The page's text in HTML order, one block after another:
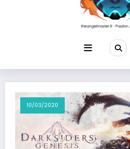
10/03/2020